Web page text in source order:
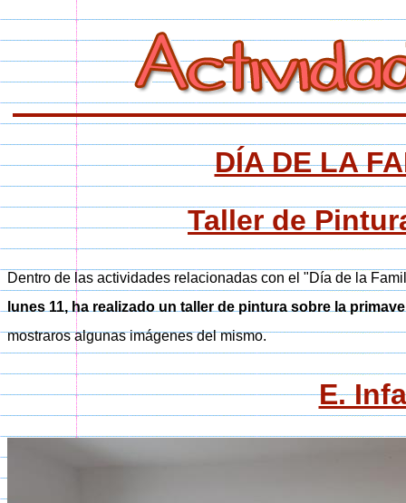
DÍA DE LA
Taller de
Dentro de las actividades relacionadas con el "Día de la
lunes 11, ha realizado un taller de pintura sobre la
mostraros algunas imágenes del mismo.
E.